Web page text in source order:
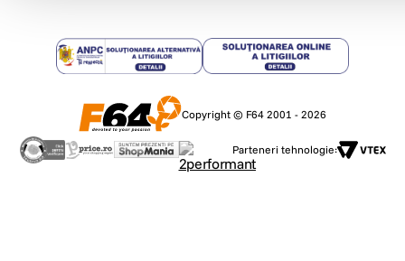
Copyright © F64 2001 - 2026
Parteneri tehnologie: